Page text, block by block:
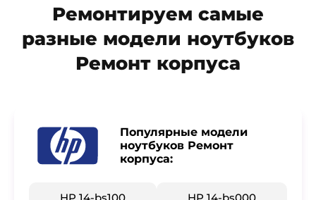
составляет 1 год.
Ремонтируем самые
разные модели ноутбуков
Ремонт корпуса
Популярные модели
ноутбуков Ремонт
корпуса:
HP 14-bs100 HP 14-bs000